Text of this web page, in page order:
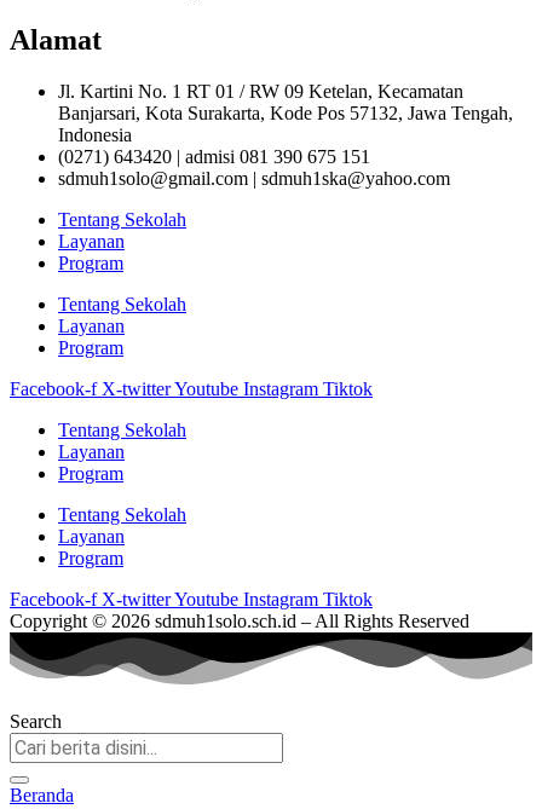
Alamat
Jl. Kartini No. 1 RT 01 / RW 09 Ketelan, Kecamatan
Banjarsari, Kota Surakarta, Kode Pos 57132, Jawa Tengah,
Indonesia
(0271) 643420 | admisi 081 390 675 151
sdmuh1solo@gmail.com | sdmuh1ska@yahoo.com
Tentang Sekolah
Layanan
Program
Tentang Sekolah
Layanan
Program
Facebook-f X-twitterYoutube Instagram Tiktok
Tentang Sekolah
Layanan
Program
Tentang Sekolah
Layanan
Program
Facebook-f X-twitterYoutube Instagram Tiktok
Copyright © 2026 sdmuh1solo.sch.id – All Rights Reserved
Search
Beranda